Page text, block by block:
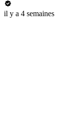
il y a 4 semaines